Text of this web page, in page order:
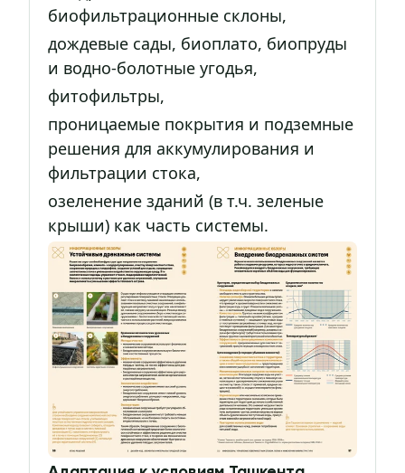
биофильтрационные склоны,
дождевые сады, биоплато, биопруды
и водно-болотные угодья,
фитофильтры,
проницаемые покрытия и подземные
решения для аккумулирования и
фильтрации стока,
озеленение зданий (в т.ч. зеленые
крыши) как часть системы.